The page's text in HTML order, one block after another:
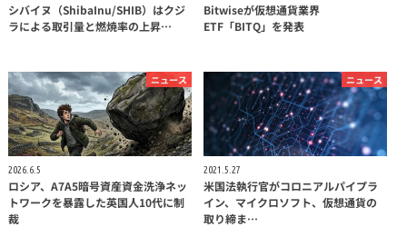
シバイヌ（ShibaInu/SHIB）はクジ
ラによる取引量と燃焼率の上昇…
Bitwiseが仮想通貨業界
ETF「BITQ」を発表
ニュース
2026.6.5
ロシア、A7A5暗号資産資金洗浄ネッ
トワークを暴露した英国人10代に制
裁
ニュース
2021.5.27
米国法執行官がコロニアルパイプラ
イン、マイクロソフト、仮想通貨の
取り締ま…